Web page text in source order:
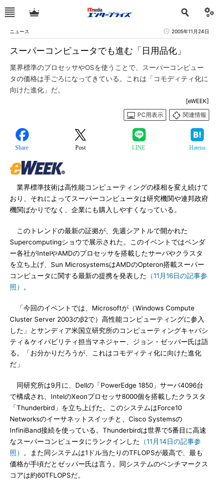
ニュース 2005年11月24日
スーパーコンピュータでも進む「日用品化」
業界標準のプロセッサやOSを使うことで、スーパーコンピュー
タの価格は手ごろになってきている。これは「コモディティ化に
向けた進化」だ。
[eWEEK]
PC用表示
関連情報
Share Post LINE Hatena
業界標準技術は高性能コンピューティングの様相を変え続けて
おり、それによってスーパーコンピュータは研究機関や連邦政府
機関ばかりでなく、企業にも購入しやすくなっている。
このトレンドの最新の証拠が、先週シアトルで開かれた
Supercomputingショウで展示された。このイベントではベンダ
ー各社がIntelやAMDのプロセッサを搭載したサーバやクラスタ
を立ち上げ、Sun MicrosystemsはAMDのOpteron搭載スーパー
コンピュータに関する最新の提携を発表した （11月16日の記事参
照）
。
「今回のイベントでは、Microsoftが（Windows Compute
Cluster Server 2003のβ2で）高性能コンピューティングに参入
した」とサンディア米国立研究所のコンピューティングキャパシ
ティ＆ケイパビリティ担当マネジャー、ジョン・ゼッパー氏は語
る。「お分かりだろうが、これはコモディティ化に向けた進化
だ」
同研究所は9月に、Dellの「PowerEdge 1850」サーバ4096台
で構成され、IntelのXeonプロセッサ8000個を搭載したクラスタ
「Thunderbird」を立ち上げた。このシステムはForce10
Networksのイーサネットスイッチと、Cisco Systemsの
InfiniBand接続を使っている。Thunderbirdは世界で5番目に高速
なスーパーコンピュータにランクインした （11月14日の記事参
照）
。また同システムは1ドル当たりのTFLOPSが最高で、最も
価格が手頃だとゼッパー氏は言う。同システムのベンチマークス
コアは約60TFLOPSだ。